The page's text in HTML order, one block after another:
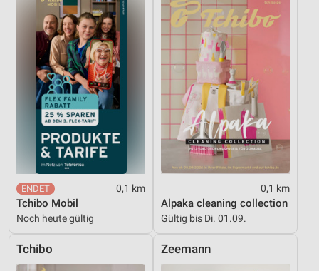
0,1 km
Tchibo Mobil
Noch heute gültig
0,1 km
Alpaka cleaning collection
Gültig bis Di. 01.09.
Tchibo Zeemann
Nicht-IAB-Verarbeitungszwecke:
Notwendig
Performance
Funktional
Werbung